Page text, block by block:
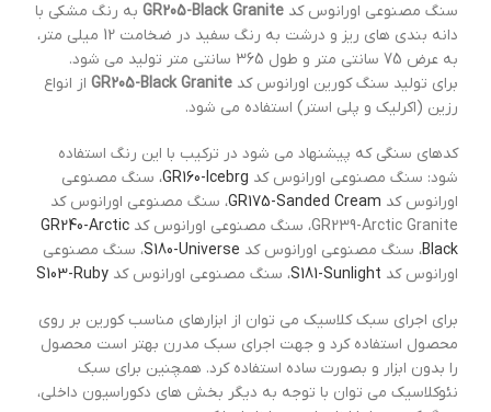
سنگ مصنوعی اورانوس کد GR205-Black Granite به رنگ مشکی با
دانه بندی های ریز و درشت به رنگ سفید در ضخامت 12 میلی متر،
به عرض 75 سانتی متر و طول 365 سانتی متر تولید می شود.
برای تولید سنگ کورین اورانوس کد GR205-Black Granite از انواع
رزین (اکرلیک و پلی استر) استفاده می شود.
کدهای سنگی که پیشنهاد می شود در ترکیب با این رنگ استفاده
شود: سنگ مصنوعی اورانوس کد
، سنگ مصنوعی
اورانوس کد GR175-Sanded Cream، سنگ مصنوعی اورانوس کد
GR239-Arctic Granite، سنگ مصنوعی اورانوس کد
GR240-Arctic
Black، سنگ مصنوعی اورانوس کد S180-Universe، سنگ مصنوعی
اورانوس کد S181-Sunlight، سنگ مصنوعی اورانوس کد S103-Ruby
برای اجرای سبک کلاسیک می توان از ابزارهای مناسب کورین بر روی
محصول استفاده کرد و جهت اجرای سبک مدرن بهتر است محصول
را بدون ابزار و بصورت ساده استفاده کرد. همچنین برای سبک
نئوکلاسیک می توان با توجه به دیگر بخش های دکوراسیون داخلی،